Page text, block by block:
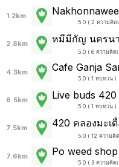
1.2km
5.0 ( 2 ความคิด
2.8km หมีมีกัญ นครน
5.0 ( 6 ความคิด
4.3km Cafe Ganja
5.0 ( 1 ทบทวน )
6.5km Live buds 420
5.0 ( 1 ทบทวน )
7.5km 420 คลองมะเดื่
5.0 ( 12 ความคิ
7.6km Po weed shop
5.0 ( 3 ความคิด